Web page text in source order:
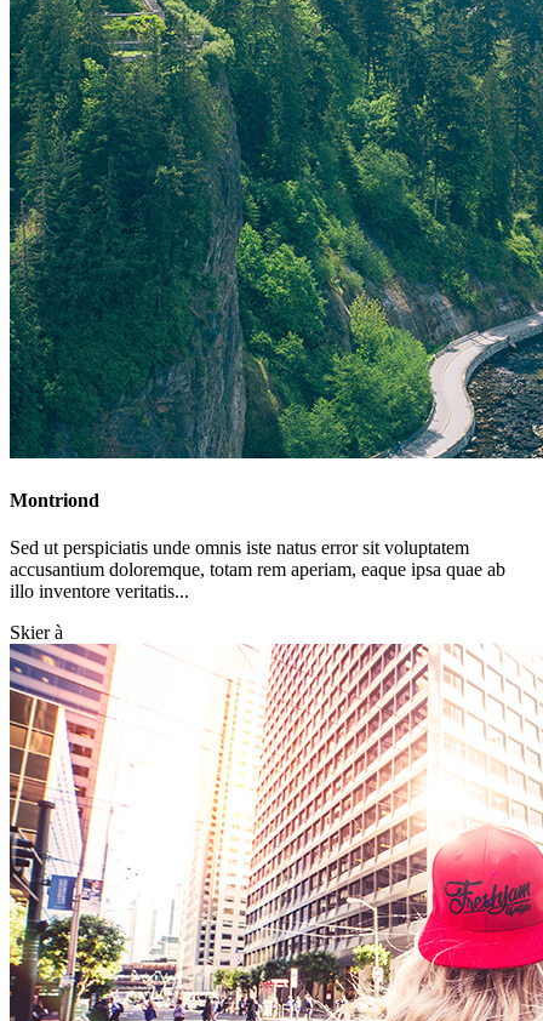
Montriond
Sed ut perspiciatis unde omnis iste natus error sit voluptatem
accusantium doloremque, totam rem aperiam, eaque ipsa quae ab
illo inventore veritatis...
Skier à